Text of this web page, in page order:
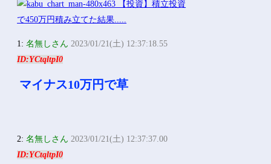
1:名無しさん 2023/01/21(土) 12:37:18.55
ID:YCtqltpI0
マイナス10万円で草
2:名無しさん 2023/01/21(土) 12:37:37.00
ID:YCtqltpI0